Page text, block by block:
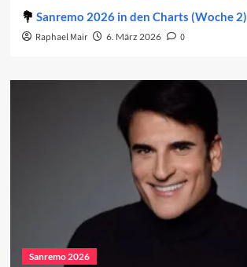
Sanremo 2026 in den Charts (Woche 2)
Raphael Mair 6. März 2026 0
Sanremo 2026